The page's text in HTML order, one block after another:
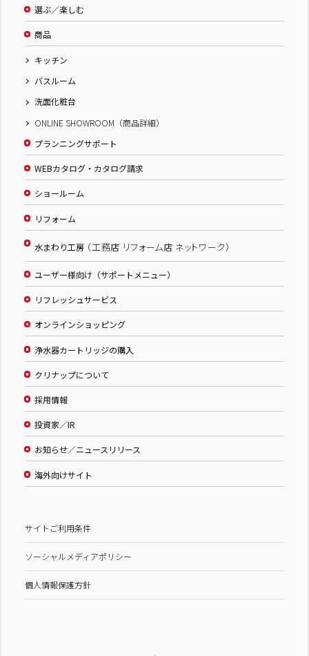
選ぶ／楽しむ
商品
キッチン
バスルーム
洗面化粧台
ONLINE SHOWROOM（商品詳細）
プランニングサポート
WEBカタログ・カタログ請求
ショールーム
リフォーム
水まわり工房 （工務店 リフォーム店 ネットワーク）
ユーザー様向け（サポートメニュー）
リフレッシュサービス
オンラインショッピング
浄水器カートリッジの購入
クリナップについて
採用情報
投資家／IR
お知らせ／ニュースリリース
海外向けサイト
サイトご利用条件
ソーシャルメディアポリシー
個人情報保護方針